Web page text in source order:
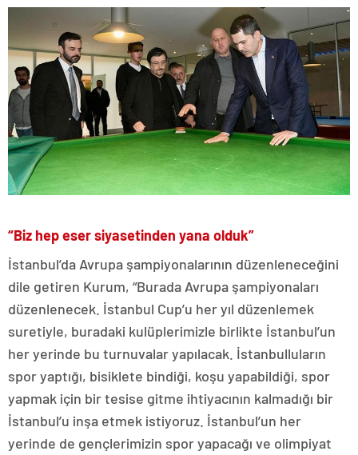
“Biz hep eser siyasetinden yana olduk”
İstanbul’da Avrupa şampiyonalarının düzenleneceğini
dile getiren Kurum, “Burada Avrupa şampiyonaları
düzenlenecek. İstanbul Cup’u her yıl düzenlemek
suretiyle, buradaki kulüplerimizle birlikte İstanbul’un
her yerinde bu turnuvalar yapılacak. İstanbulluların
spor yaptığı, bisiklete bindiği, koşu yapabildiği, spor
yapmak için bir tesise gitme ihtiyacının kalmadığı bir
İstanbul’u inşa etmek istiyoruz. İstanbul’un her
yerinde de gençlerimizin spor yapacağı ve olimpiyat